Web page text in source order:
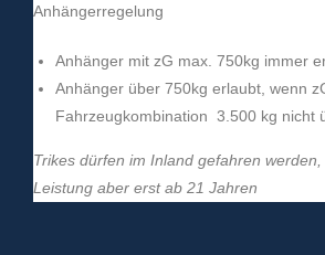
Anhängerregelung
Anhänger mit zG max. 750kg immer
Anhänger über 750kg erlaubt, wenn
Fahrzeugkombination 3.500 kg nicht
Trikes dürfen im Inland gefahren
Leistung aber erst ab 21 Jahren